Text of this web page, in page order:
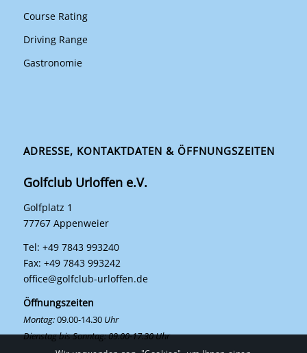
Course Rating
Driving Range
Gastronomie
ADRESSE, KONTAKTDATEN & ÖFFNUNGSZEITEN
Golfclub Urloffen e.V.
Golfplatz 1
77767 Appenweier
Tel: +49 7843 993240
Fax: +49 7843 993242
office@golfclub-urloffen.de
Öffnungszeiten
Montag:09.00-14.30 Uhr
Dienstag bis Sonntag: 09.00-17.30 Uhr